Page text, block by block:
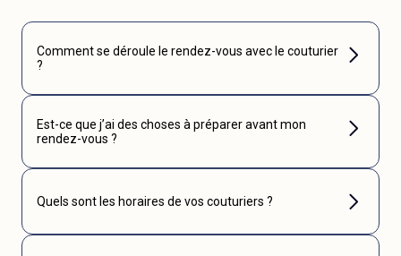
Comment se déroule le rendez-vous avec le couturier
?
Est-ce que j’ai des choses à préparer avant mon
rendez-vous ?
Quels sont les horaires de vos couturiers ?